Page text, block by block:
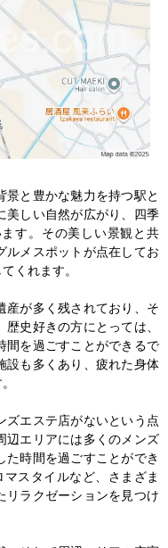
と豊かな魅力を持つ駅と
美しい自然が広がり、四季
す。その美しい景観と共
ルメスポットが点在してお
くれます。
産が多く残されており、そ
史好きの方にとっては、
間を過ごすことができるで
設も多くあり、疲れた身体
ズエステ店がないという点
辺エリアには多くのメンズ
時間を過ごすことができ
スタイルなど、さまざま
リラクゼーションを見つけ